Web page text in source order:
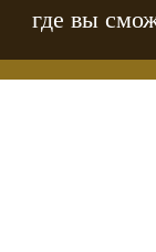
где вы